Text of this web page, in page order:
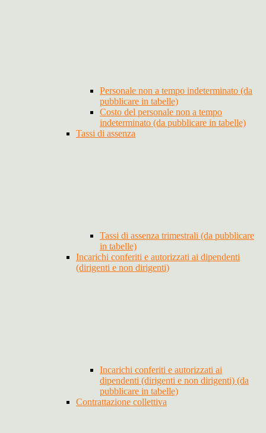
Personale non a tempo indeterminato (da
pubblicare in tabelle)
Costo del personale non a tempo
indeterminato (da pubblicare in tabelle)
Tassi di assenza
Tassi di assenza trimestrali (da pubblicare
in tabelle)
Incarichi conferiti e autorizzati ai dipendenti
(dirigenti e non dirigenti)
Incarichi conferiti e autorizzati ai
dipendenti (dirigenti e non dirigenti) (da
pubblicare in tabelle)
Contrattazione collettiva